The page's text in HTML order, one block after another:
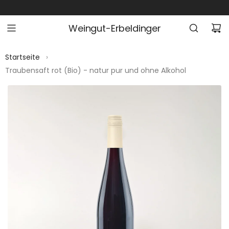
U
N
Weingut-Erbeldinger
Startseite
›
Traubensaft rot (Bio) - natur pur und ohne Alkohol